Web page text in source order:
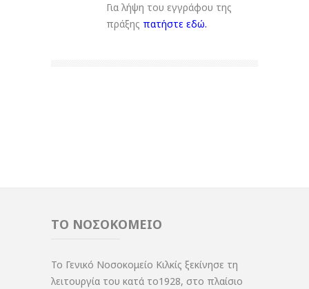
Για λήψη του εγγράφου της
πράξης πατήστε εδώ.
ΤΟ ΝΟΣΟΚΟΜΕΙΟ
Το Γενικό Νοσοκομείο Κιλκίς ξεκίνησε τη
λειτουργία του κατά το1928, στο πλαίσιο